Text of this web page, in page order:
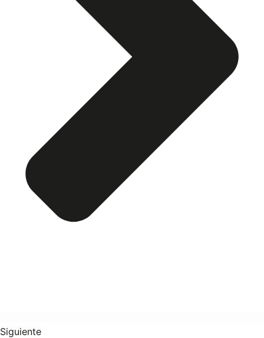
Siguiente